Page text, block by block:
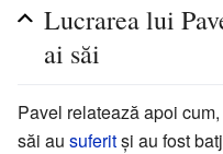
Lucrarea lui
ai săi
Pavel relatează apoi
săi au suferitşi au fost